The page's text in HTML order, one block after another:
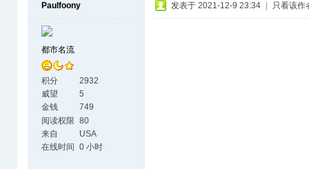
Paulfoony
都市名流
积分
2932
威望
5
金钱
749
阅读权限 80
来自
USA
在线时间
0 小时
发表于 2021-12-9 23:34 只看该作